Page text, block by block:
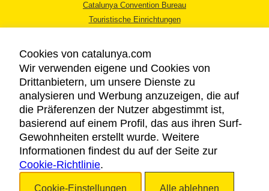
Catalunya Convention Bureau
Touristische Einrichtungen
RECHTLICHER HINWEIS
DATENSCHUTZICHTLINIE
COOKIES
BARRIEREFREIHEIT
Cookies von catalunya.com
Wir verwenden eigene und Cookies von
Drittanbietern, um unsere Dienste zu
analysieren und Werbung anzuzeigen, die auf
die Präferenzen der Nutzer abgestimmt ist,
basierend auf einem Profil, das aus ihren Surf-
Gewohnheiten erstellt wurde. Weitere
Informationen findest du auf der Seite zur
Cookie-Richtlinie.
Cookie-Einstellungen Alle ablehnen